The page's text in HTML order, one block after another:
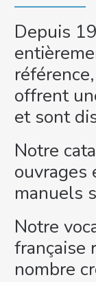
Depuis
offrent
et sont
Notre
ouvrages
manuels
Notre
française
nombre